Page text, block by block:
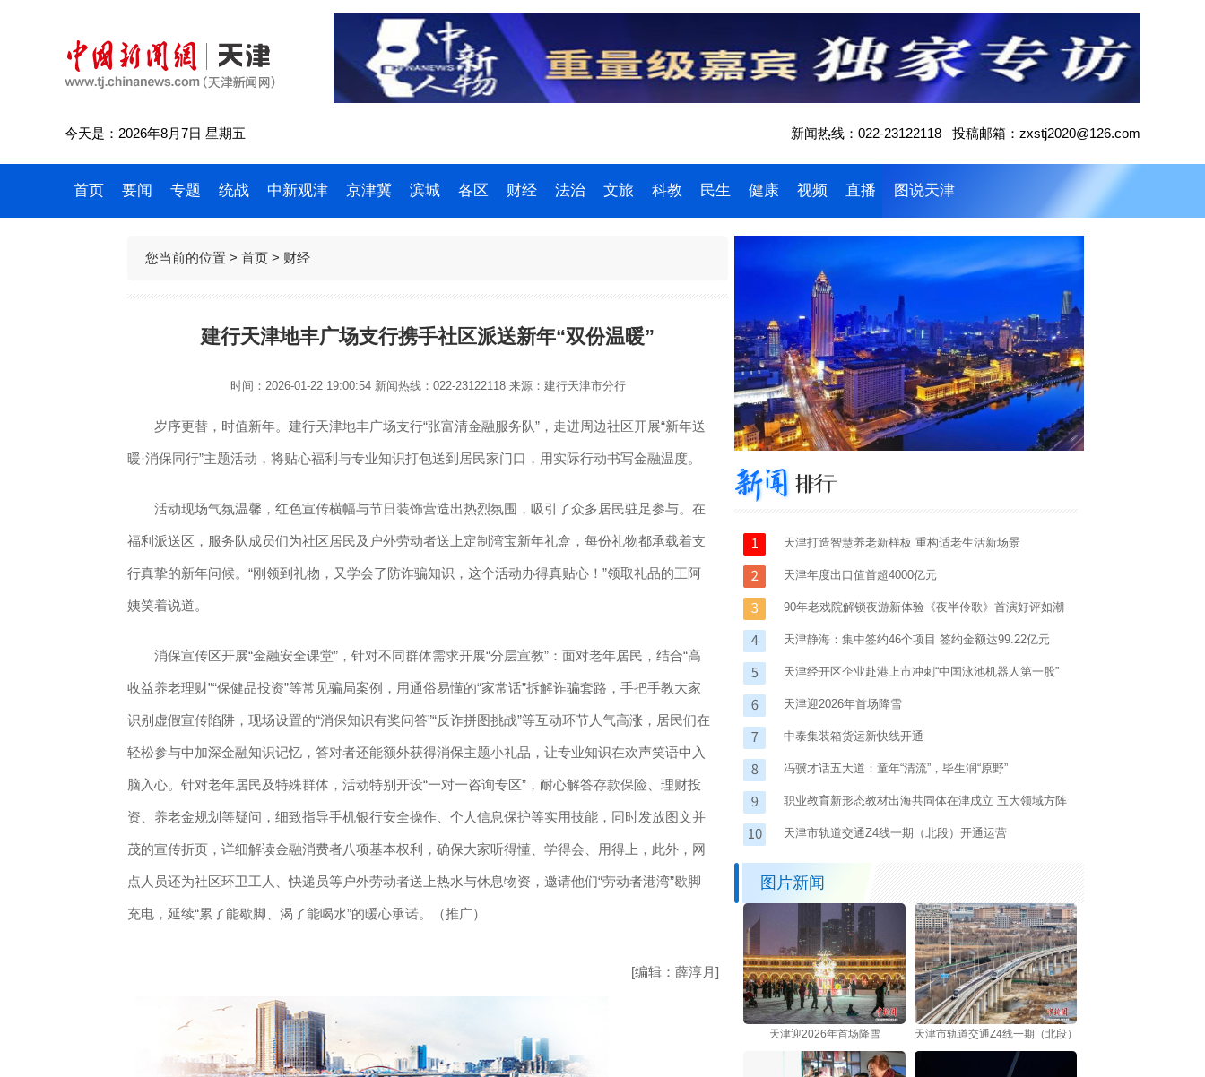
今天是：2026年8月7日 星期五 新闻热线：022-23122118 投稿邮箱：zxstj2020@126.com
首页 要闻 专题 统战 中新观津 京津冀 滨城 各区 财经 法治 文旅 科教 民生 健康 视频 直播 图说天津
您当前的位置 > 首页 > 财经
建行天津地丰广场支行携手社区派送新年“双份温暖”
时间：2026-01-22 19:00:54 新闻热线：022-23122118来源：建行天津市分行
岁序更替，时值新年。建行天津地丰广场支行“张富清金融服务队”，走进周边社区开展“新年送
暖·消保同行”主题活动，将贴心福利与专业知识打包送到居民家门口，用实际行动书写金融温度。
活动现场气氛温馨，红色宣传横幅与节日装饰营造出热烈氛围，吸引了众多居民驻足参与。在
福利派送区，服务队成员们为社区居民及户外劳动者送上定制湾宝新年礼盒，每份礼物都承载着支
行真挚的新年问候。“刚领到礼物，又学会了防诈骗知识，这个活动办得真贴心！”领取礼品的王阿
姨笑着说道。
消保宣传区开展“金融安全课堂”，针对不同群体需求开展“分层宣教”：面对老年居民，结合“高
收益养老理财”“保健品投资”等常见骗局案例，用通俗易懂的“家常话”拆解诈骗套路，手把手教大家
识别虚假宣传陷阱，现场设置的“消保知识有奖问答”“反诈拼图挑战”等互动环节人气高涨，居民们在
轻松参与中加深金融知识记忆，答对者还能额外获得消保主题小礼品，让专业知识在欢声笑语中入
脑入心。针对老年居民及特殊群体，活动特别开设“一对一咨询专区”，耐心解答存款保险、理财投
资、养老金规划等疑问，细致指导手机银行安全操作、个人信息保护等实用技能，同时发放图文并
茂的宣传折页，详细解读金融消费者八项基本权利，确保大家听得懂、学得会、用得上，此外，网
点人员还为社区环卫工人、快递员等户外劳动者送上热水与休息物资，邀请他们“劳动者港湾”歇脚
充电，延续“累了能歇脚、渴了能喝水”的暖心承诺。（推广）
[编辑：薛淳月]
天津打造智慧养老新样板 重构适老生活新场景
天津年度出口值首超4000亿元
90年老戏院解锁夜游新体验《夜半伶歌》首演好评如潮
天津静海：集中签约46个项目 签约金额达99.22亿元
天津经开区企业赴港上市冲刺“中国泳池机器人第一股”
天津迎2026年首场降雪
中泰集装箱货运新快线开通
冯骥才话五大道：童年“清流”，毕生润“原野”
职业教育新形态教材出海共同体在津成立 五大领域方阵
同步启动
天津市轨道交通Z4线一期（北段）开通运营
图片新闻
天津迎2026年首场降雪 天津市轨道交通Z4线一期（北段）开通运营